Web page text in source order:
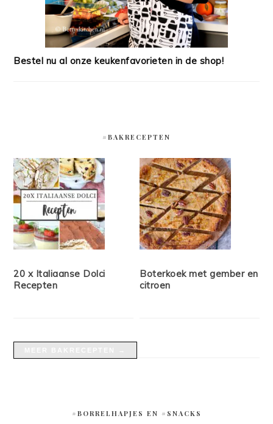
Bestel nu al onze keukenfavorieten in de shop!
#BAKRECEPTEN
20 x Italiaanse Dolci
Recepten
Boterkoek met gember en
citroen
#BORRELHAPJES EN #SNACKS